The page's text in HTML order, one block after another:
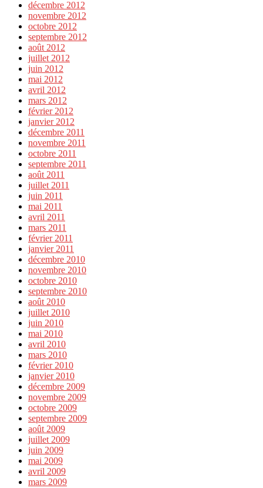
décembre 2012
novembre 2012
octobre 2012
septembre 2012
août 2012
juillet 2012
juin 2012
mai 2012
avril 2012
mars 2012
février 2012
janvier 2012
décembre 2011
novembre 2011
octobre 2011
septembre 2011
août 2011
juillet 2011
juin 2011
mai 2011
avril 2011
mars 2011
février 2011
janvier 2011
décembre 2010
novembre 2010
octobre 2010
septembre 2010
août 2010
juillet 2010
juin 2010
mai 2010
avril 2010
mars 2010
février 2010
janvier 2010
décembre 2009
novembre 2009
octobre 2009
septembre 2009
août 2009
juillet 2009
juin 2009
mai 2009
avril 2009
mars 2009